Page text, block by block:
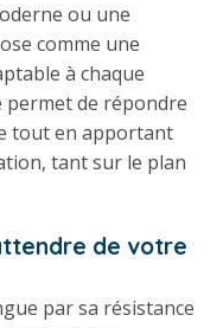
ou une
comme une
à chaque
permet de répondre
tout en apportant
tant sur le plan
de votre
par sa résistance